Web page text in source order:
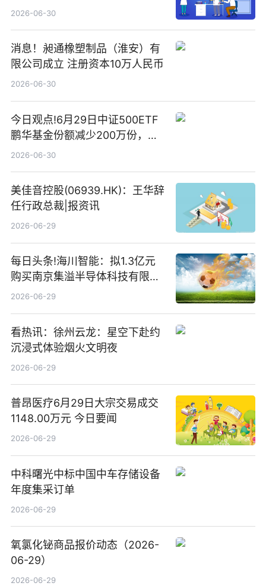
2026-06-30
消息！昶通橡塑制品（淮安）有
限公司成立 注册资本10万人民币
2026-06-30
今日观点!6月29日中证500ETF
鹏华基金份额减少200万份，重
仓股亨通光电、赤峰黄金、佰维
2026-06-30
美佳音控股(06939.HK)：王华辞
任行政总裁|报资讯
2026-06-29
每日头条!海川智能：拟1.3亿元
购买南京集溢半导体科技有限公
司15.3%股权
2026-06-29
看热讯：徐州云龙：星空下赴约
沉浸式体验烟火文明夜
2026-06-29
普昂医疗6月29日大宗交易成交
1148.00万元 今日要闻
2026-06-29
中科曙光中标中国中车存储设备
年度集采订单
2026-06-29
氧氯化铋商品报价动态（2026-
06-29）
2026-06-29